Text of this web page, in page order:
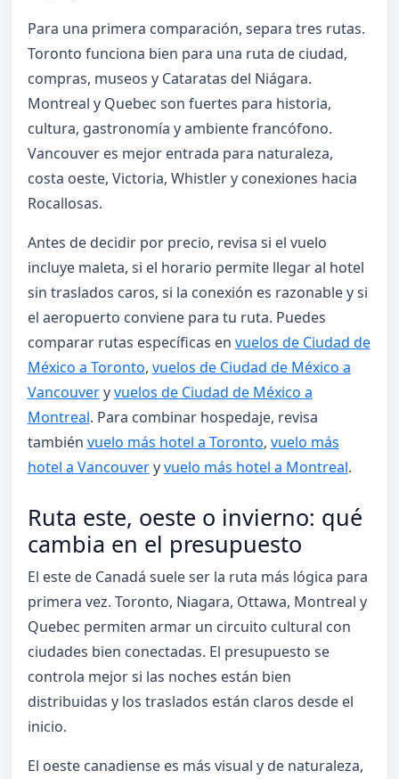
Para una primera comparación, separa tres rutas.
Toronto funciona bien para una ruta de ciudad,
compras, museos y Cataratas del Niágara.
Montreal y Quebec son fuertes para historia,
cultura, gastronomía y ambiente francófono.
Vancouver es mejor entrada para naturaleza,
costa oeste, Victoria, Whistler y conexiones hacia
Rocallosas.
Antes de decidir por precio, revisa si el vuelo
incluye maleta, si el horario permite llegar al hotel
sin traslados caros, si la conexión es razonable y si
el aeropuerto conviene para tu ruta. Puedes
comparar rutas específicas en vuelos de Ciudad de
México a Toronto, vuelos de Ciudad de México a
Vancouveryvuelos de Ciudad de México a
Montreal. Para combinar hospedaje, revisa
también vuelo más hotel a Toronto, vuelo más
hotel a Vancouveryvuelo más hotel a Montreal.
Ruta este, oeste o invierno: qué
cambia en el presupuesto
El este de Canadá suele ser la ruta más lógica para
primera vez. Toronto, Niagara, Ottawa, Montreal y
Quebec permiten armar un circuito cultural con
ciudades bien conectadas. El presupuesto se
controla mejor si las noches están bien
distribuidas y los traslados están claros desde el
inicio.
El oeste canadiense es más visual y de naturaleza,